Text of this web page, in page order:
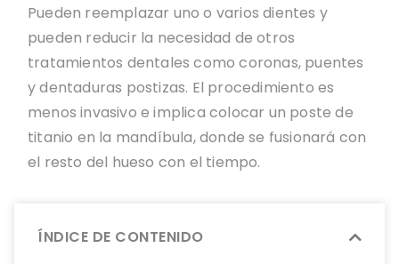
ÍNDICE DE CONTENIDO
Pueden reemplazar uno o varios dientes y
pueden reducir la necesidad de otros
tratamientos dentales como coronas, puentes
y dentaduras postizas. El procedimiento es
menos invasivo e implica colocar un poste de
titanio en la mandíbula, donde se fusionará con
el resto del hueso con el tiempo.